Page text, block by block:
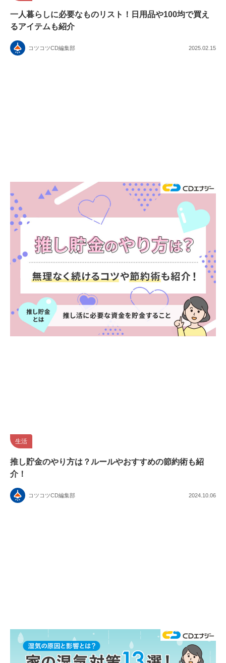
一人暮らしに必要なものリスト！日用品や100均で買え
るアイテムも紹介
コツコツCD編集部 2025.02.15
生活
推し貯金のやり方は？ルールやおすすめの節約術も紹
介！
コツコツCD編集部 2024.10.06